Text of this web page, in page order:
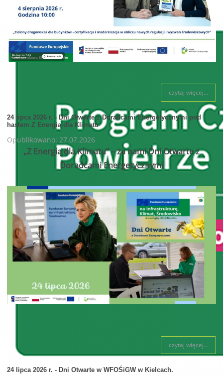
czytaj więcej...
24 lipca 2026 r. - Dni Otwarte z Doradcami Energetycznymi pod
hasłem Z Energią dla Klimatu
Opublikowano: 27.07.2026
„Z Energią dla Klimatu” – za nami Dni Otwarte z
Doradcami Energetycznymi
czytaj więcej...
24 lipca 2026 r. - Dni Otwarte w WFOŚiGW w Kielcach.